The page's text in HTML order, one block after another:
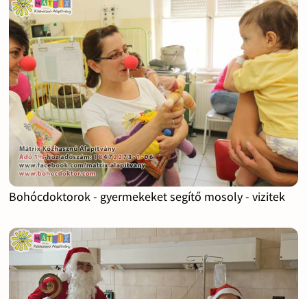
Bohócdoktorok - gyermekeket segítő mosoly - vizitek